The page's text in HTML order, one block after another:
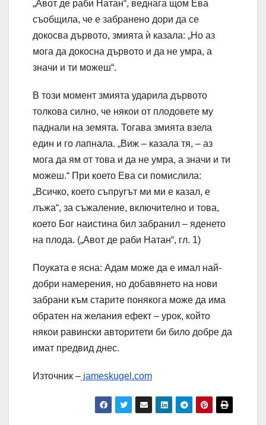
„Авот де раби Натан“, веднага щом Ева
съобщила, че е забранено дори да се
докосва дървото, змията ѝ казала: „Но аз
мога да докосна дървото и да не умра, а
значи и ти можеш“.
В този момент змията ударила дървото
толкова силно, че някои от плодовете му
паднали на земята. Тогава змията взела
един и го лапнала. „Виж – казала тя, – аз
мога да ям от това и да не умра, а значи и ти
можеш.“ При което Ева си помислила:
„Всичко, което съпругът ми ми е казал, е
лъжа“, за съжаление, включително и това,
което Бог наистина бил забранил – яденето
на плода. („Авот де раби Натан“, гл. 1)
Поуката е ясна: Адам може да е имал най-
добри намерения, но добавянето на нови
забрани към старите понякога може да има
обратен на желания ефект – урок, който
някои равински авторитети би било добре да
имат предвид днес.
Източник – jameskugel.com